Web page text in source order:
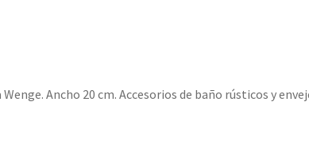
Ancho 20 cm. Accesorios de baño rústicos y